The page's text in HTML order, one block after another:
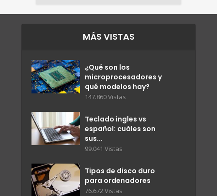
MÁS VISTAS
¿Qué son los
microprocesadores y
qué modelos hay?
147.860 Vistas
Teclado ingles vs
español: cuáles son
sus...
99.041 Vistas
Tipos de disco duro
para ordenadores
76.672 Vistas